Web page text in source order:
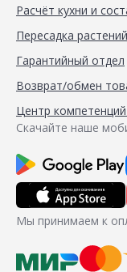
Расчёт кухни и
Пересадка растений
Гарантийный отдел
Возврат/обмен
Центр
Скачайте наше
Мы принимаем к